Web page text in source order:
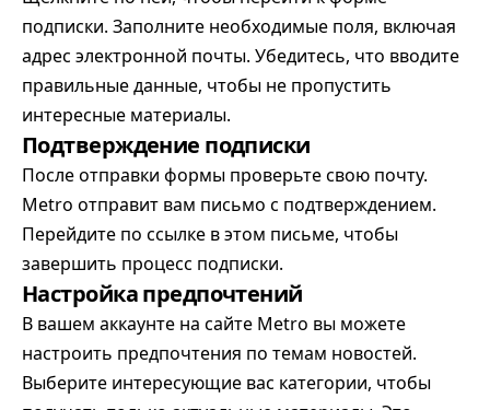
подписки. Заполните необходимые поля, включая
адрес электронной почты. Убедитесь, что вводите
правильные данные, чтобы не пропустить
интересные материалы.
Подтверждение подписки
После отправки формы проверьте свою почту.
Metro отправит вам письмо с подтверждением.
Перейдите по ссылке в этом письме, чтобы
завершить процесс подписки.
Настройка предпочтений
В вашем аккаунте на сайте Metro вы можете
настроить предпочтения по темам новостей.
Выберите интересующие вас категории, чтобы